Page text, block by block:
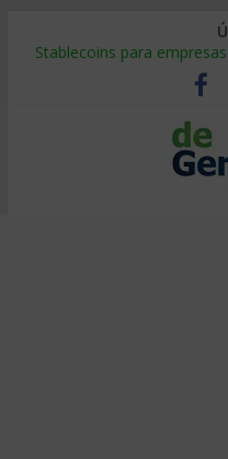
Stablecoins para
Despido silencioso: qué
IA en selección de
Trabajo forzoso en la
Mercado hispano de EE.